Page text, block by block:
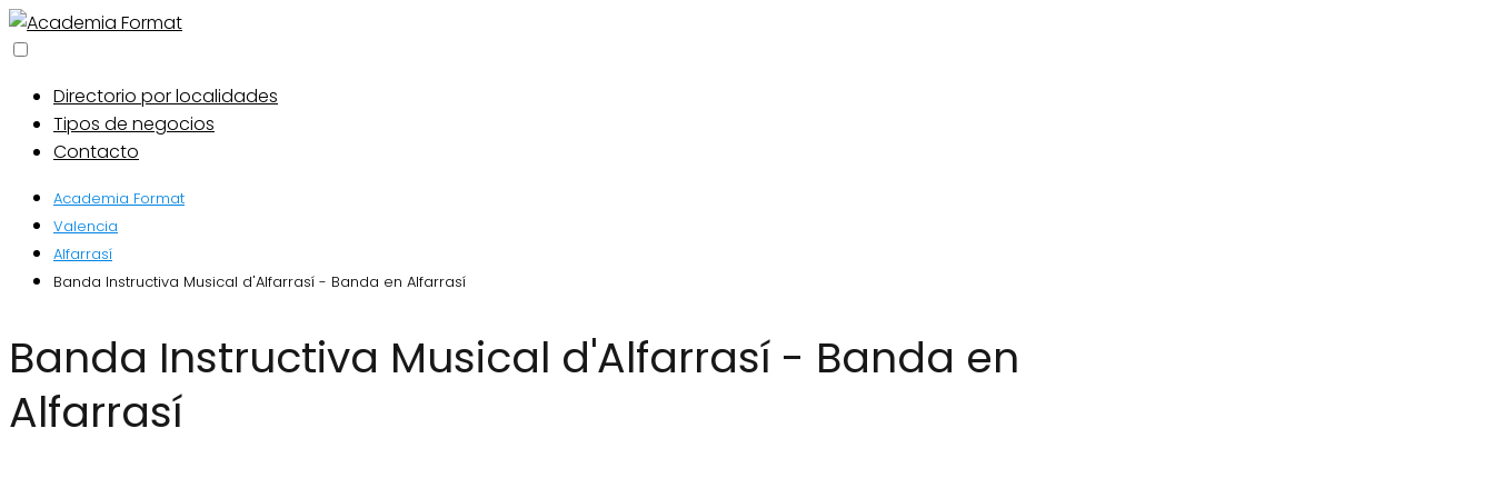
Directorio por localidades
Tipos de negocios
Contacto
Academia Format
Valencia
Alfarrasí
Banda Instructiva Musical d'Alfarrasí - Banda en Alfarrasí
Banda Instructiva Musical d'Alfarrasí - Banda en
Alfarrasí